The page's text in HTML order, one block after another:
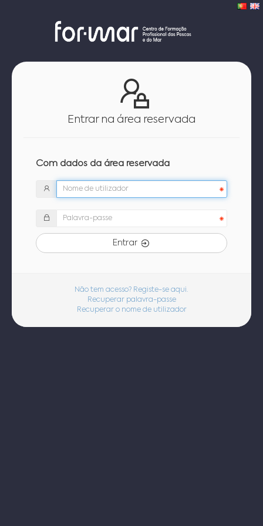
Entrar na área reservada
Com dados da área reservada
Entrar
Não tem acesso? Registe-se aqui.
Recuperar palavra-passe
Recuperar o nome de utilizador